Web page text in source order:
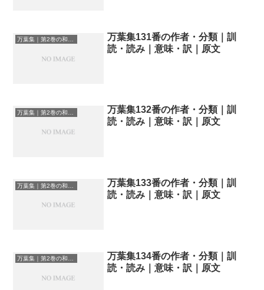
万葉集131番の作者・分類｜訓
読・読み｜意味・訳｜原文
万葉集132番の作者・分類｜訓
読・読み｜意味・訳｜原文
万葉集133番の作者・分類｜訓
読・読み｜意味・訳｜原文
万葉集｜第2巻の和歌一覧
万葉集134番の作者・分類｜訓
読・読み｜意味・訳｜原文